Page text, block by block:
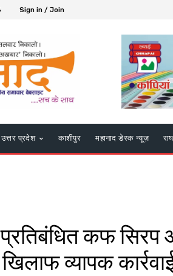
Sign in / Join
उत्तर प्रदेश काशीपुर महानाद डेस्क न्यूज़
कफ सिरप
व्यापक